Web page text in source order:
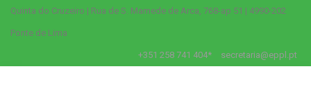
Quinta do Cruzeiro | Rua de S. Mamede de Arca, 768-ap 51 | 4990-202
Ponte de Lima
+351 258 741 404* secretaria@eppl.pt